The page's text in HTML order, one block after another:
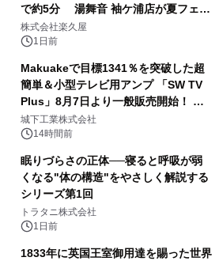
で約5分 湯舞音 袖ケ浦店が夏フェア
メニューを提供
株式会社楽久屋
1日前
Makuakeで目標1341％を突破した超
簡単＆小型テレビ用アンプ 「SW TV
Plus」8月7日より一般販売開始！ ケ
ーブル1本つなぐだけ、テレビの音が
ぐっと豊かに
城下工業株式会社
14時間前
眠りづらさの正体──寝ると呼吸が弱
くなる"体の構造"をやさしく解説する
シリーズ第1回
トラタニ株式会社
1日前
1833年に英国王室御用達を賜った世界